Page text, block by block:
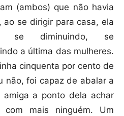
(ambos) que não havia
ao se dirigir para casa, ela
se diminuindo, se
a última das mulheres.
cinquenta por cento de
não, foi capaz de abalar a
a ponto dela achar
mais ninguém. Um